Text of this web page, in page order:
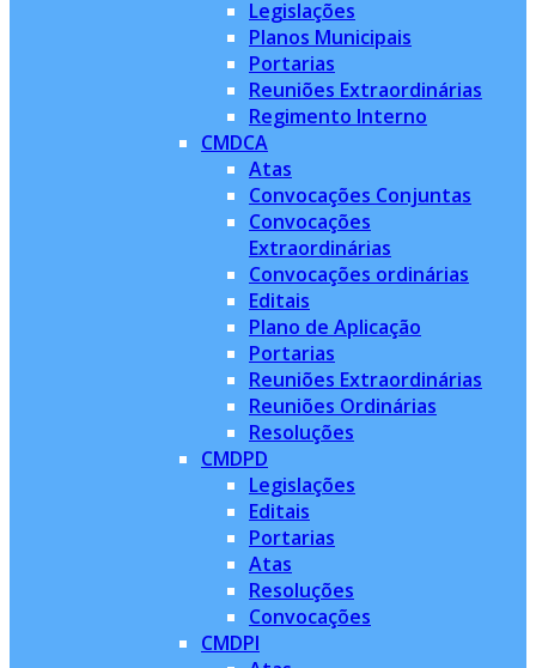
Legislações
Planos Municipais
Portarias
Reuniões Extraordinárias
Regimento Interno
CMDCA
Atas
Convocações Conjuntas
Convocações
Extraordinárias
Convocações ordinárias
Editais
Plano de Aplicação
Portarias
Reuniões Extraordinárias
Reuniões Ordinárias
Resoluções
CMDPD
Legislações
Editais
Portarias
Atas
Resoluções
Convocações
CMDPI